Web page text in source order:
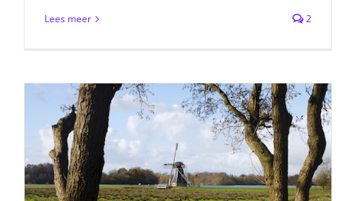
Lees meer 2